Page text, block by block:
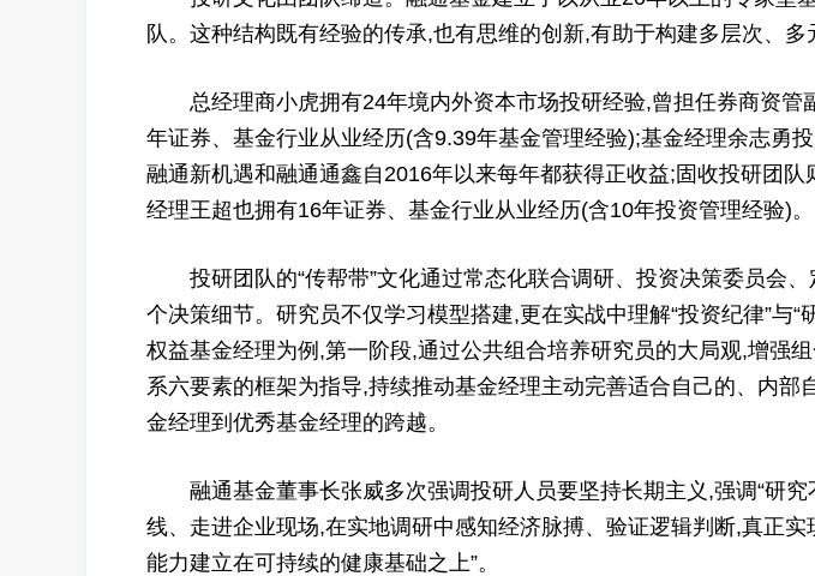
队。这种结构既有经验的传承,也有思维的创新,有助于构建多层次、
总经理商小虎拥有24年境内外资本市场投研经验,曾担任券商资管
年证券、基金行业从业经历(含9.39年基金管理经验);基金经理余志勇
融通新机遇和融通通鑫自2016年以来每年都获得正收益;固收投研团
经理王超也拥有16年证券、基金行业从业经历(含10年投资管理经验)。
投研团队的“传帮带”文化通过常态化联合调研、投资决策委员会
个决策细节。研究员不仅学习模型搭建,更在实战中理解“投资纪律”与
权益基金经理为例,第一阶段,通过公共组合培养研究员的大局观,增强
系六要素的框架为指导,持续推动基金经理主动完善适合自己的、内
金经理到优秀基金经理的跨越。
融通基金董事长张威多次强调投研人员要坚持长期主义,强调“研究
线、走进企业现场,在实地调研中感知经济脉搏、验证逻辑判断,真正
能力建立在可持续的健康基础之上”。